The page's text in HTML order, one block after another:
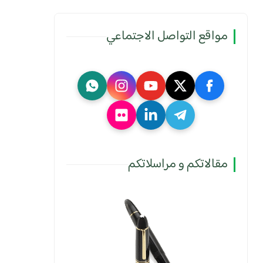
مواقع التواصل الاجتماعي
مقالاتكم و مراسلاتكم